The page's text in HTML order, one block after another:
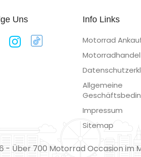
Uns Info Links
Motorrad
Motorradhandel
Allgemeine
Impressum
Sitemap
- Über 700 Motorrad Occasion